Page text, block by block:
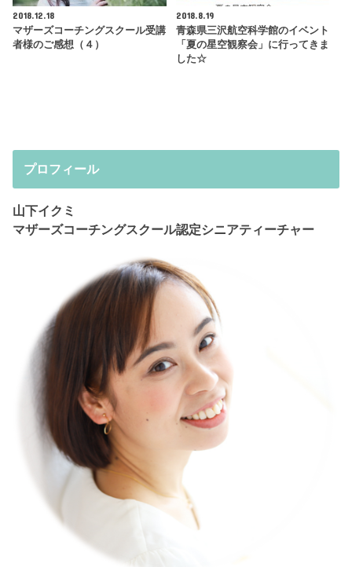
2018.12.18
マザーズコーチングスクール受講
者様のご感想（４）
2018.8.19
青森県三沢航空科学館のイベント
「夏の星空観察会」に行ってきま
した☆
プロフィール
山下イクミ
マザーズコーチングスクール認定シニアティーチャー